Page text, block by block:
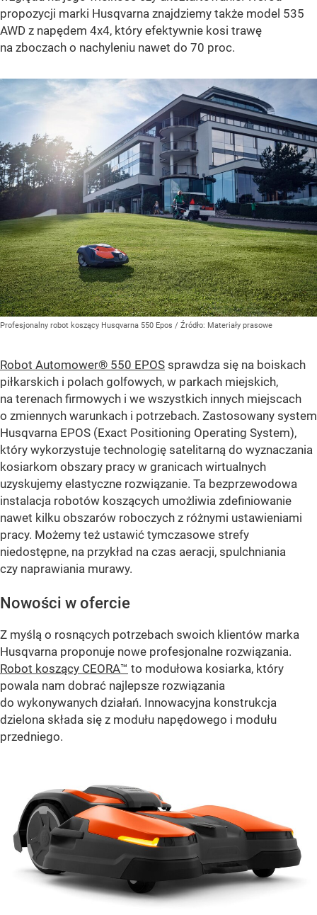
propozycji marki Husqvarna znajdziemy także model 535
AWD z napędem 4x4, który efektywnie kosi trawę
na zboczach o nachyleniu nawet do 70 proc.
Profesjonalny robot koszący Husqvarna 550 Epos / Źródło: Materiały prasowe
Robot Automower® 550 EPOS sprawdza się na boiskach
piłkarskich i polach golfowych, w parkach miejskich,
na terenach firmowych i we wszystkich innych miejscach
o zmiennych warunkach i potrzebach. Zastosowany system
Husqvarna EPOS (Exact Positioning Operating System),
który wykorzystuje technologię satelitarną do wyznaczania
kosiarkom obszary pracy w granicach wirtualnych
uzyskujemy elastyczne rozwiązanie. Ta bezprzewodowa
instalacja robotów koszących umożliwia zdefiniowanie
nawet kilku obszarów roboczych z różnymi ustawieniami
pracy. Możemy też ustawić tymczasowe strefy
niedostępne, na przykład na czas aeracji, spulchniania
czy naprawiania murawy.
Nowości w ofercie
Z myślą o rosnących potrzebach swoich klientów marka
Husqvarna proponuje nowe profesjonalne rozwiązania.
Robot koszący CEORA™ to modułowa kosiarka, który
powala nam dobrać najlepsze rozwiązania
do wykonywanych działań. Innowacyjna konstrukcja
dzielona składa się z modułu napędowego i modułu
przedniego.